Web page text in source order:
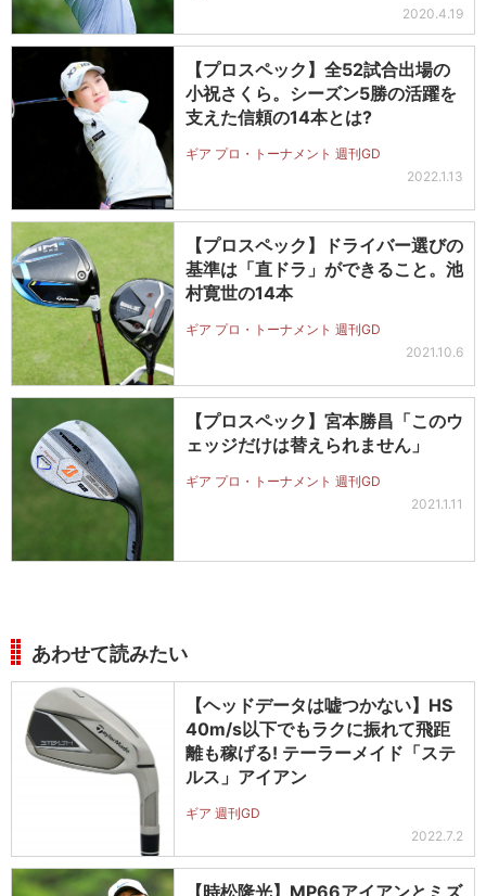
2020.4.19
【プロスペック】全52試合出場の
小祝さくら。シーズン5勝の活躍を
支えた信頼の14本とは?
ギア プロ・トーナメント 週刊GD
2022.1.13
【プロスペック】ドライバー選びの
基準は「直ドラ」ができること。池
村寛世の14本
ギア プロ・トーナメント 週刊GD
2021.10.6
【プロスペック】宮本勝昌「このウ
ェッジだけは替えられません」
ギア プロ・トーナメント 週刊GD
2021.1.11
あわせて読みたい
【ヘッドデータは嘘つかない】HS
40m/s以下でもラクに振れて飛距
離も稼げる! テーラーメイド「ステ
ルス」アイアン
ギア 週刊GD
2022.7.2
【時松隆光】MP66アイアンとミズ